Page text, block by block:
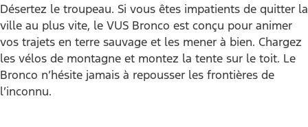
Désertez le troupeau. Si vous êtes impatients de quitter la
ville au plus vite, le VUS Bronco est conçu pour animer
vos trajets en terre sauvage et les mener à bien. Chargez
les vélos de montagne et montez la tente sur le toit. Le
Bronco n’hésite jamais à repousser les frontières de
l’inconnu.